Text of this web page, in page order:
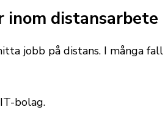
inom distansarbete
jobb på distans. I många
bolag.